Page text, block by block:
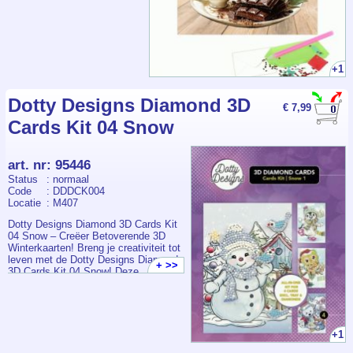
+1
€ 7,99
Dotty Designs Diamond 3D
Cards Kit 04 Snow
+1
art. nr: 95446
Status
: normaal
Code
: DDDCK004
Locatie : M407
Dotty Designs Diamond 3D Cards Kit
04 Snow – Creëer Betoverende 3D
Winterkaarten! Breng je creativiteit tot
leven met de Dotty Designs Diamond
3D Cards Kit 04 Snow! Deze
+ >>